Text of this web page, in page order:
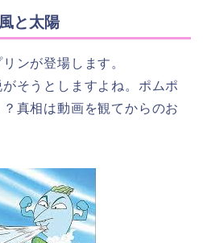
と太陽
ンが登場します。
そうとしますよね。ポムポ
真相は動画を観てからのお